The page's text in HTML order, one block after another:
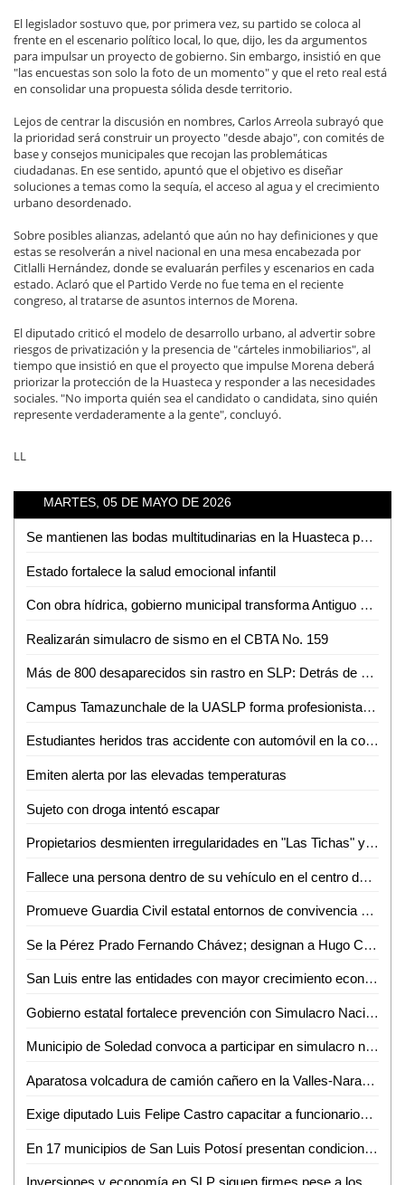
El legislador sostuvo que, por primera vez, su partido se coloca al
frente en el escenario político local, lo que, dijo, les da argumentos
para impulsar un proyecto de gobierno. Sin embargo, insistió en que
"las encuestas son solo la foto de un momento" y que el reto real está
en consolidar una propuesta sólida desde territorio.
Lejos de centrar la discusión en nombres, Carlos Arreola subrayó que
la prioridad será construir un proyecto "desde abajo", con comités de
base y consejos municipales que recojan las problemáticas
ciudadanas. En ese sentido, apuntó que el objetivo es diseñar
soluciones a temas como la sequía, el acceso al agua y el crecimiento
urbano desordenado.
Sobre posibles alianzas, adelantó que aún no hay definiciones y que
estas se resolverán a nivel nacional en una mesa encabezada por
Citlalli Hernández, donde se evaluarán perfiles y escenarios en cada
estado. Aclaró que el Partido Verde no fue tema en el reciente
congreso, al tratarse de asuntos internos de Morena.
El diputado criticó el modelo de desarrollo urbano, al advertir sobre
riesgos de privatización y la presencia de "cárteles inmobiliarios", al
tiempo que insistió en que el proyecto que impulse Morena deberá
priorizar la protección de la Huasteca y responder a las necesidades
sociales. "No importa quién sea el candidato o candidata, sino quién
represente verdaderamente a la gente", concluyó.
LL
MARTES, 05 DE MAYO DE 2026
Se mantienen las bodas multitudinarias en la Huasteca pese a nuevas tendencias
Estado fortalece la salud emocional infantil
Con obra hídrica, gobierno municipal transforma Antiguo Tambolón
Realizarán simulacro de sismo en el CBTA No. 159
Más de 800 desaparecidos sin rastro en SLP: Detrás de cada número hay una historia pendiente
Campus Tamazunchale de la UASLP forma profesionistas preparados para enfrentar retos del ámbito financiero
Estudiantes heridos tras accidente con automóvil en la colonia Pueblo Nuevo
Emiten alerta por las elevadas temperaturas
Sujeto con droga intentó escapar
Propietarios desmienten irregularidades en "Las Tichas" y acusa de violencia al MHD
Fallece una persona dentro de su vehículo en el centro de Aquismón
Promueve Guardia Civil estatal entornos de convivencia y fortalecimiento familiar en el altiplano
Se la Pérez Prado Fernando Chávez; designan a Hugo Contreras como delegado del PRI en San Luis
San Luis entre las entidades con mayor crecimiento económico
Gobierno estatal fortalece prevención con Simulacro Nacional
Municipio de Soledad convoca a participar en simulacro nacional este 6 de mayo
Aparatosa volcadura de camión cañero en la Valles-Naranjo; afortunadamente nadie salió herido
Exige diputado Luis Felipe Castro capacitar a funcionarios tras muerte de un perrito en Valles
En 17 municipios de San Luis Potosí presentan condiciones anormalmente secas